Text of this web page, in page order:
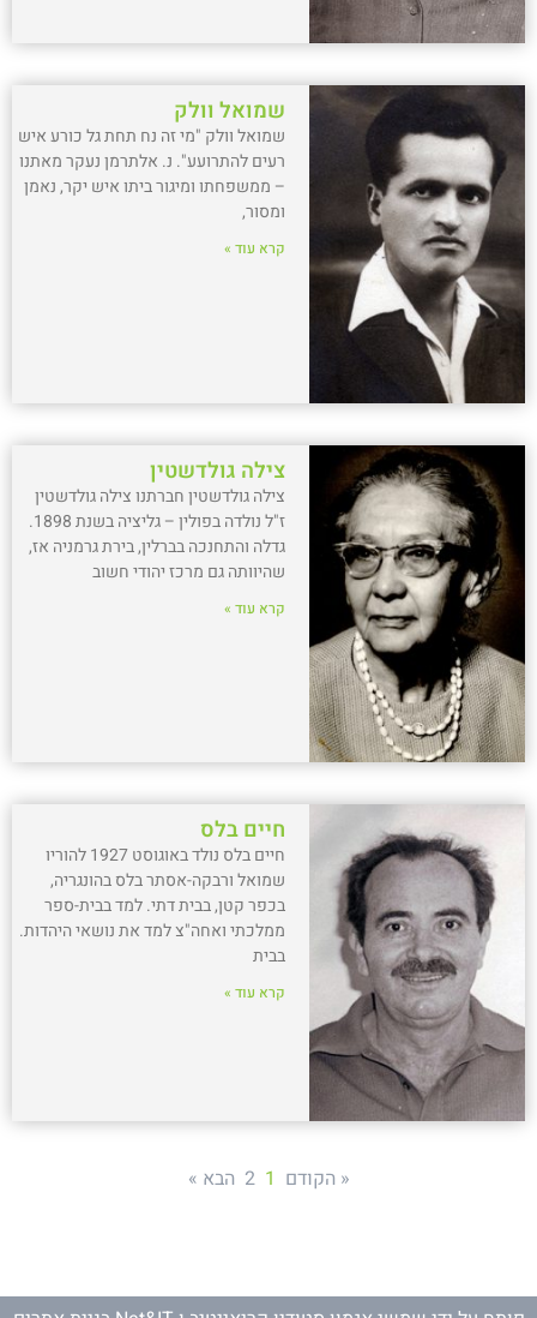
שמואל וולק
שמואל וולק "מי זה נח תחת גל כורע איש
רעים להתרועע". נ. אלתרמן נעקר מאתנו
– ממשפחתו ומיגור ביתו איש יקר, נאמן
ומסור,
קרא עוד »
צילה גולדשטין
צילה גולדשטין חברתנו צילה גולדשטין
ז"ל נולדה בפולין – גליציה בשנת 1898.
גדלה והתחנכה בברלין, בירת גרמניה אז,
שהיוותה גם מרכז יהודי חשוב
קרא עוד »
חיים בלס
חיים בלס נולד באוגוסט 1927 להוריו
שמואל ורבקה-אסתר בלס בהונגריה,
בכפר קטן, בבית דתי. למד בבית-ספר
ממלכתי ואחה"צ למד את נושאי היהדות.
בבית
קרא עוד »
« הקודם 1
2 הבא »